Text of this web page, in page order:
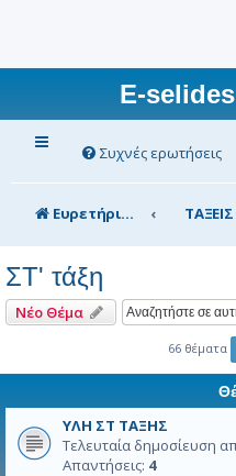
E-
Συχνές ερωτήσεις
Ευρετήριο Δ. Συζήτησης
ΣΤ' τάξη
Νέο Θέμα
66 θέματα
ΥΛΗ ΣΤ ΤΑΞΗΣ
Τελευταία δημοσίευση
Απαντήσεις: 4